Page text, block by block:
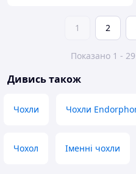
1 2
Показано 1 -
Дивись також
Чохли Чохли
Чохол Іменні чохли